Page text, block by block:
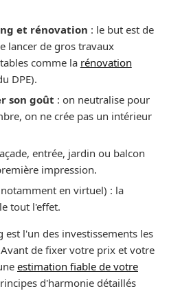
et rénovation : le but est de
lancer de gros travaux
comme la rénovation
DPE).
son goût : on neutralise pour
on ne crée pas un intérieur
entrée, jardin ou balcon
impression.
en virtuel) : la
tout l'effet.
est l'un des investissements les
de fixer votre prix et votre
estimation fiable de votre
d'harmonie détaillés